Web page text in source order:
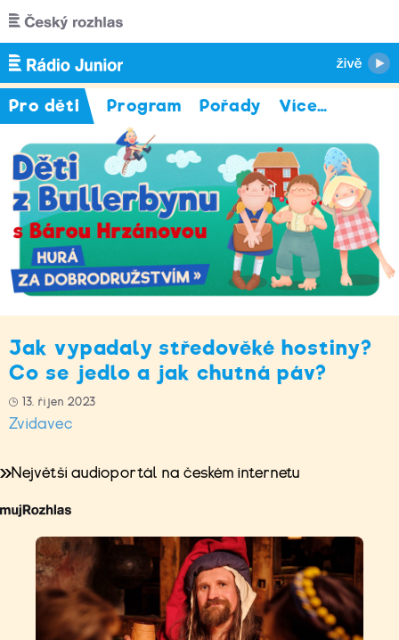
Přejít k hlavnímu obsahu
Pro děti Program Pořady Více…
Jak vypadaly středověké hostiny?
Co se jedlo a jak chutná páv?
13. říjen 2023
Zvídavec
Největší audioportál na českém internetu